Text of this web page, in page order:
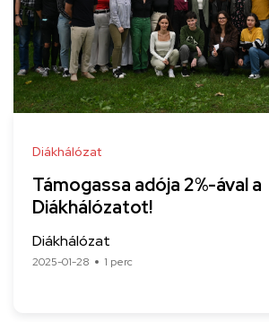
Diákhálózat
Támogassa adója 2%-ával a
Diákhálózatot!
Diákhálózat
2025-01-28 1 perc